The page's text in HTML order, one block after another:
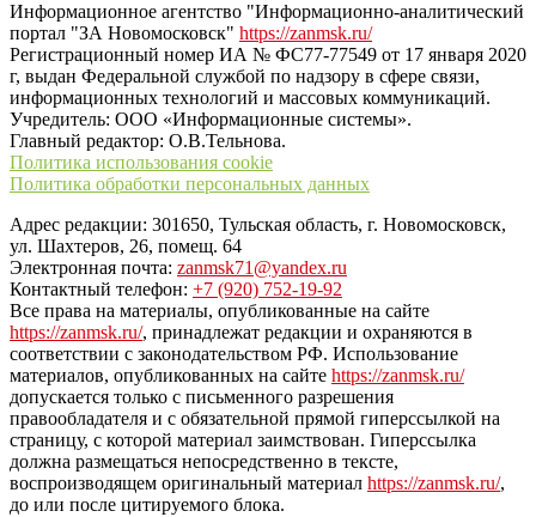
Информационное агентство "Информационно-аналитический
портал "ЗА Новомосковск" https://zanmsk.ru/
Регистрационный номер ИА № ФС77-77549 от 17 января 2020
г, выдан Федеральной службой по надзору в сфере связи,
информационных технологий и массовых коммуникаций.
Учредитель: ООО «Информационные системы».
Главный редактор: О.В.Тельнова.
Политика использования cookie
Политика обработки персональных данных
Адрес редакции: 301650, Тульская область, г. Новомосковск,
ул. Шахтеров, 26, помещ. 64
Электронная почта: zanmsk71@yandex.ru
Контактный телефон: +7 (920) 752-19-92
Все права на материалы, опубликованные на сайте
https://zanmsk.ru/, принадлежат редакции и охраняются в
соответствии с законодательством РФ. Использование
материалов, опубликованных на сайте https://zanmsk.ru/
допускается только с письменного разрешения
правообладателя и с обязательной прямой гиперссылкой на
страницу, с которой материал заимствован. Гиперссылка
должна размещаться непосредственно в тексте,
воспроизводящем оригинальный материал https://zanmsk.ru/,
до или после цитируемого блока.